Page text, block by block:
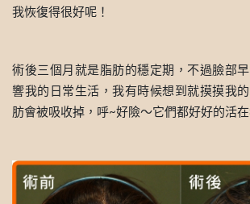
我恢復得很好呢！
術後三個月就是脂肪的穩定期，不過臉部
響我的日常生活，我有時候想到就摸摸我
肪會被吸收掉，呼~好險～它們都好好的活在